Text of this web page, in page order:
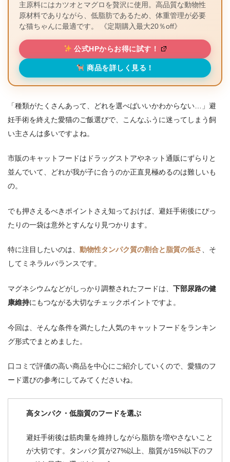
主原料にはカツオとマグロを贅沢に使用。高品質な動物性
原材料でありながら、低脂肪であるため、体重管理が必要
な猫ちゃんに最適です。 《定期購入最大20％off》
公式HPからお得に試す！
商品を詳しく見る！
「種類がたくさんあって、どれを選べばいいかわからない…」避
妊手術を終えた愛猫のご飯選びで、こんなふうに迷ってしまう飼
い主さんは多いですよね。
市販のキャットフードはドラッグストアやネット通販にずらりと
並んでいて、どれが我が子に合うのか正直見極めるのは難しいも
の。
でも押さえるべきポイントさえ知っておけば、避妊手術後にぴっ
たりの一袋は意外とすんなり見つかります。
特に注目したいのは、 動物性タンパク質の割合と脂質の低さ、そ
してミネラルバランスです。
マグネシウムなどがしっかり調整されたフードは、 下部尿路の健
康維持にもつながる大切なチェックポイントですよ。
今回は、そんな条件を満たした人気のキャットフードをランキン
グ形式でまとめました。
口コミで評価の高い商品を中心にご紹介していくので、愛猫のフ
ード選びの参考にしてみてくださいね。
高タンパク・低脂質のフードを選ぶ
避妊手術後は筋肉量を維持しながら脂肪を増やさないこと
が大切です。タンパク質が27%以上、脂質が15%以下のフ